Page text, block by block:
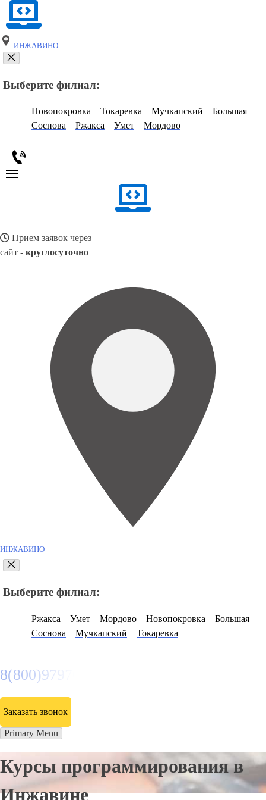
ИНЖАВИНО
Выберите филиал:
Новопокровка Токаревка Мучкапский
Большая
Соснова
Ржакса Умет Мордово
Прием заявок через
сайт - круглосуточно
ИНЖАВИНО
Выберите филиал:
Ржакса Умет Мордово Новопокровка
Большая
Соснова
Мучкапский Токаревка
8(800)9797043
Заказать звонок
Primary Menu
Курсы программирования в
Инжавине